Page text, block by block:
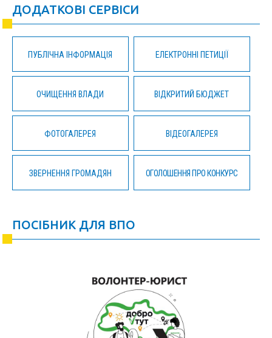
ДОДАТКОВІ СЕРВІСИ
ПУБЛІЧНА ІНФОРМАЦІЯ ЕЛЕКТРОННІ ПЕТИЦІЇ
ОЧИЩЕННЯ ВЛАДИ ВІДКРИТИЙ БЮДЖЕТ
ФОТОГАЛЕРЕЯ ВІДЕОГАЛЕРЕЯ
ЗВЕРНЕННЯ ГРОМАДЯН ОГОЛОШЕННЯ ПРО КОНКУРС
ПОСІБНИК ДЛЯ ВПО